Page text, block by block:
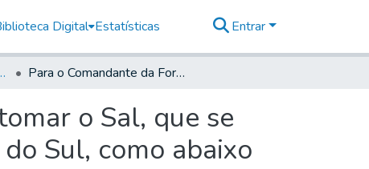
Digital Estatísticas Entrar
da Capitania): 1782- 1786 Para o Comandante da Fortaleza da Barra grande tomar o Sal, que se achar nas Embarcaçoens, que forem para as Villas do Sul, como abaixo se declara.
o Sal, que se
Sul, como abaixo